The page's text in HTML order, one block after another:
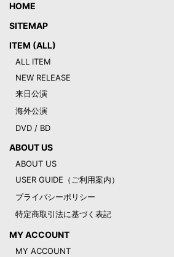
HOME
SITEMAP
ITEM (ALL)
ALL ITEM
NEW RELEASE
来日公演
海外公演
DVD / BD
ABOUT US
ABOUT US
USER GUIDE（ご利用案内）
プライバシーポリシー
特定商取引法に基づく表記
MY ACCOUNT
MY ACCOUNT